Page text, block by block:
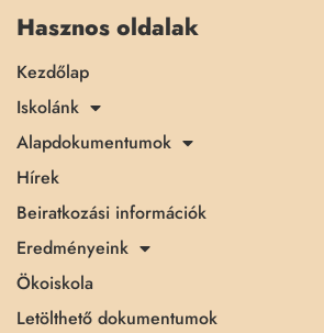
Hasznos oldalak
Kezdőlap
Iskolánk
Alapdokumentumok
Hírek
Beiratkozási információk
Eredményeink
Ökoiskola
Letölthető dokumentumok